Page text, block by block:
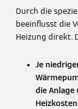
Durch die
beeinflusst die
Heizung direkt.
Je
die